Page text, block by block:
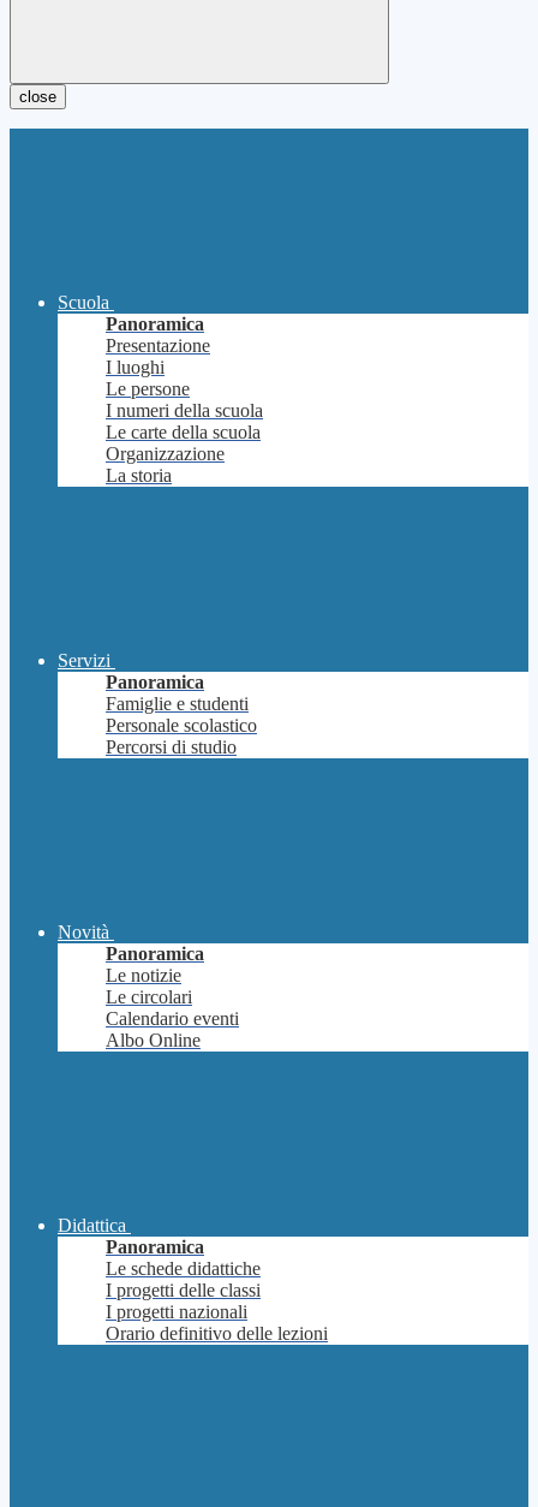
close
Scuola
Panoramica
Presentazione
I luoghi
Le persone
I numeri della scuola
Le carte della scuola
Organizzazione
La storia
Servizi
Panoramica
Famiglie e studenti
Personale scolastico
Percorsi di studio
Novità
Panoramica
Le notizie
Le circolari
Calendario eventi
Albo Online
Didattica
Panoramica
Le schede didattiche
I progetti delle classi
I progetti nazionali
Orario definitivo delle lezioni